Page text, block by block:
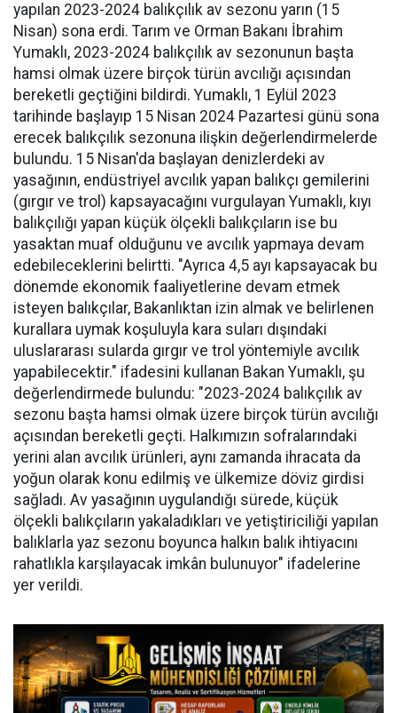
yapılan 2023-2024 balıkçılık av sezonu yarın (15
Nisan) sona erdi. Tarım ve Orman Bakanı İbrahim
Yumaklı, 2023-2024 balıkçılık av sezonunun başta
hamsi olmak üzere birçok türün avcılığı açısından
bereketli geçtiğini bildirdi. Yumaklı, 1 Eylül 2023
tarihinde başlayıp 15 Nisan 2024 Pazartesi günü sona
erecek balıkçılık sezonuna ilişkin değerlendirmelerde
bulundu. 15 Nisan'da başlayan denizlerdeki av
yasağının, endüstriyel avcılık yapan balıkçı gemilerini
(gırgır ve trol) kapsayacağını vurgulayan Yumaklı, kıyı
balıkçılığı yapan küçük ölçekli balıkçıların ise bu
yasaktan muaf olduğunu ve avcılık yapmaya devam
edebileceklerini belirtti. "Ayrıca 4,5 ayı kapsayacak bu
dönemde ekonomik faaliyetlerine devam etmek
isteyen balıkçılar, Bakanlıktan izin almak ve belirlenen
kurallara uymak koşuluyla kara suları dışındaki
uluslararası sularda gırgır ve trol yöntemiyle avcılık
yapabilecektir." ifadesini kullanan Bakan Yumaklı, şu
değerlendirmede bulundu: "2023-2024 balıkçılık av
sezonu başta hamsi olmak üzere birçok türün avcılığı
açısından bereketli geçti. Halkımızın sofralarındaki
yerini alan avcılık ürünleri, aynı zamanda ihracata da
yoğun olarak konu edilmiş ve ülkemize döviz girdisi
sağladı. Av yasağının uygulandığı sürede, küçük
ölçekli balıkçıların yakaladıkları ve yetiştiriciliği yapılan
balıklarla yaz sezonu boyunca halkın balık ihtiyacını
rahatlıkla karşılayacak imkân bulunuyor" ifadelerine
yer verildi.